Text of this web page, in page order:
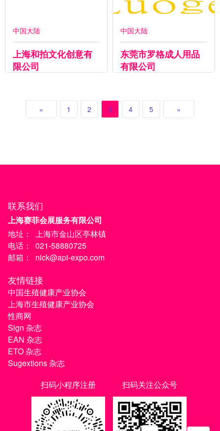
中国大陆
上海和拍文化创意有
限公司
中国大陆
东莞市罗格成人用品
有限公司
« 1 2 3 4 5 »
联系我们
上海赛菲会展服务有限公司
地址：
上海市金山区亭林镇
电话：
021-58880725
邮箱：
nick@api-expo.com
友情链接
中国生殖健康产业协会
上海市生殖健康产业协会
性商网
Sign 杂志
EAN 杂志
ETO 杂志
Sugextions 杂志
扫码小程序注册
扫码关注公众号